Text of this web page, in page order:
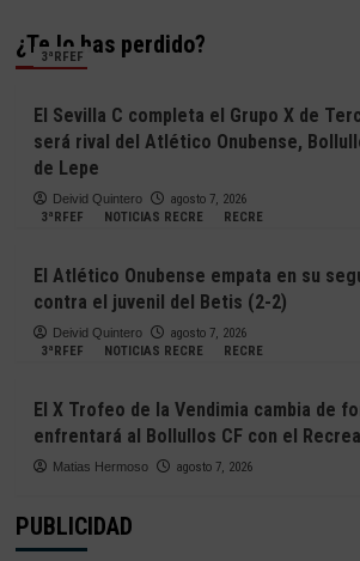
¿Te lo has perdido?
3ªRFEF
El Sevilla C completa el Grupo X de
será rival del Atlético Onubense,
de Lepe
Deivid Quintero
agosto 7, 2026
3ªRFEF
NOTICIAS RECRE RECRE
El Atlético Onubense empata en su
contra el juvenil del Betis (2-2)
Deivid Quintero
agosto 7, 2026
3ªRFEF
NOTICIAS RECRE RECRE
El X Trofeo de la Vendimia cambia de
enfrentará al Bollullos CF con el
Matias Hermoso agosto 7, 2026
PUBLICIDAD